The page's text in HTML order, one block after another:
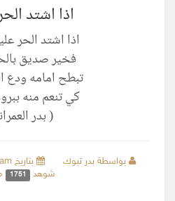
اذا اشتد
‏اذا اشتد الحر
‏فخير صديق
‏تبطح امامه ودع
‏كي تنعم منه
( بدر
بواسطة بدر تبوك
بتاريخ April 11, 2016, 11:58 am
شوهد
1751